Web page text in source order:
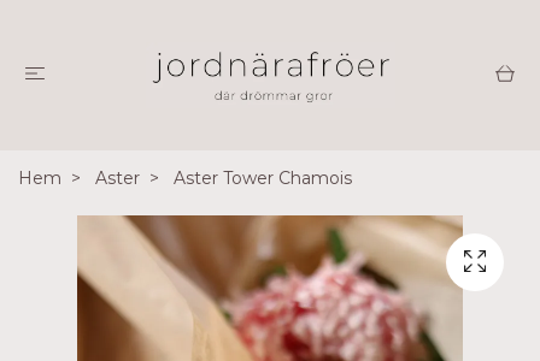
Hem Aster Aster Tower Chamois